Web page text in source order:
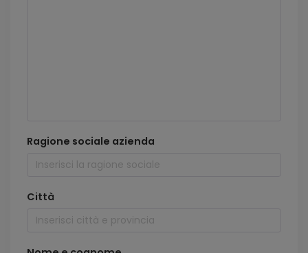
Ragione sociale azienda
Città